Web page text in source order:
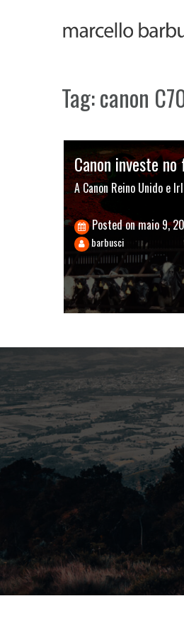
Tag:canon
Canon investe
A Canon Reino Unido e
Posted onmaio 9,
barbusci